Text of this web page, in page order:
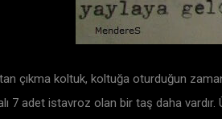
çıkma koltuk, koltuğa oturduğun
7 adet istavroz olan bir taş daha